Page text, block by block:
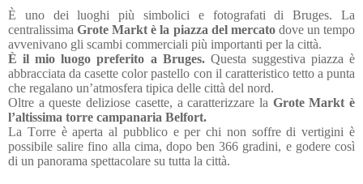
È uno dei luoghi più simbolici e fotografati di Bruges. La
centralissimaGrote Markt è la piazza del mercato dove un tempo
avvenivano gli scambi commerciali più importanti per la città.
È il mio luogo preferito a Bruges.Questa suggestiva piazza è
abbracciata da casette color pastello con il caratteristico tetto a punta
che regalano un’atmosfera tipica delle città del nord.
Oltre a queste deliziose casette, a caratterizzare la Grote Markt è
l’altissima torre campanaria Belfort.
La Torre è aperta al pubblico e per chi non soffre di vertigini è
possibile salire fino alla cima, dopo ben 366 gradini, e godere così
di un panorama spettacolare su tutta la città.